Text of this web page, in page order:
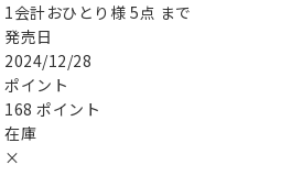
1会計おひとり様 5点 まで
発売日
2024/12/28
ポイント
168 ポイント
在庫
×